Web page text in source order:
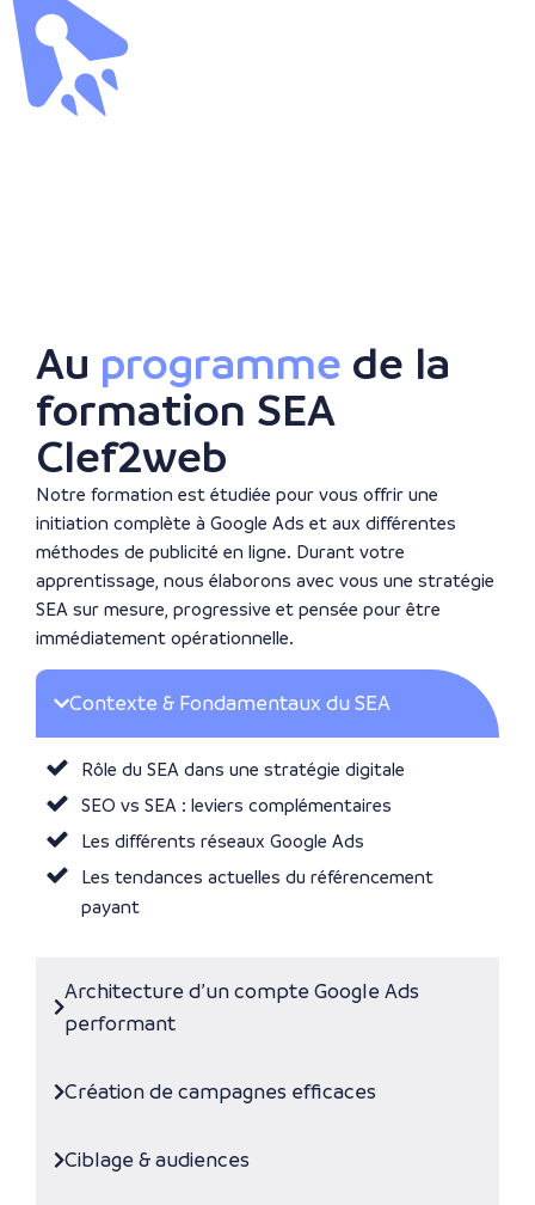
Contexte & Fondamentaux du SEA
Rôle du SEA dans une stratégie digitale
SEO vs SEA : leviers complémentaires
Les différents réseaux Google Ads
Les tendances actuelles du référencement
payant
Architecture d’un compte Google Ads
performant
Création de campagnes efficaces
Ciblage & audiences
Au programme de la
formation SEA
Clef2web
Notre formation est étudiée pour vous offrir une
initiation complète à Google Ads et aux différentes
méthodes de publicité en ligne. Durant votre
apprentissage, nous élaborons avec vous une stratégie
SEA sur mesure, progressive et pensée pour être
immédiatement opérationnelle.